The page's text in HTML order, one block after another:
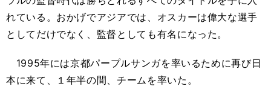
れている。おかげでアジアでは、オスカーは偉大な選手
としてだけでなく、監督としても有名になった。
1995年には京都パープルサンガを率いるために再び日
本に来て、１年半の間、チームを率いた。